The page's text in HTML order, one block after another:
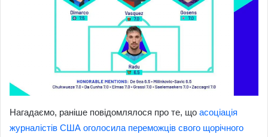
Нагадаємо, раніше повідомлялося про те, що асоціація
журналістів США оголосила переможців свого щорічного